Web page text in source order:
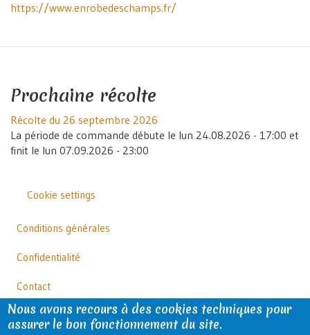
https://www.enrobedeschamps.fr/
Prochaine récolte
Récolte du 26 septembre 2026
La période de commande débute le lun 24.08.2026 - 17:00 et
finit le lun 07.09.2026 - 23:00
Outils
Cookie settings
Footer
Conditions générales
Confidentialité
Contact
Facebook
Nous avons recours à des cookies techniques pour
assurer le bon fonctionnement du site.